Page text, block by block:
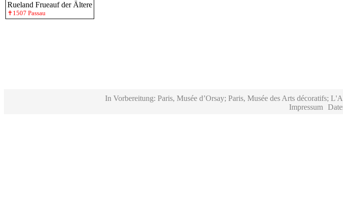
Rueland Frueauf der Ältere
✝1507 Passau
In Vorbereitung: Paris, Musée d’Orsay; Paris, Musée des Arts décoratifs;
Impressum